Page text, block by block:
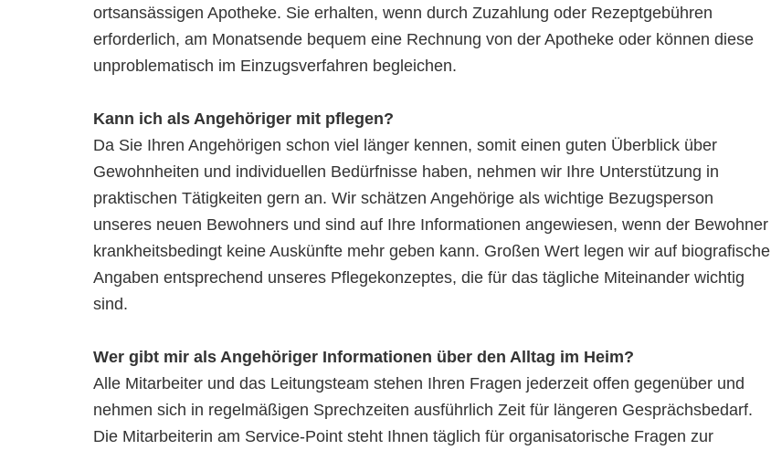
ortsansässigen Apotheke. Sie erhalten, wenn durch Zuzahlung oder Rezeptgebühren
erforderlich, am Monatsende bequem eine Rechnung von der Apotheke oder können diese
unproblematisch im Einzugsverfahren begleichen.
Kann ich als Angehöriger mit pflegen?
Da Sie Ihren Angehörigen schon viel länger kennen, somit einen guten Überblick über
Gewohnheiten und individuellen Bedürfnisse haben, nehmen wir Ihre Unterstützung in
praktischen Tätigkeiten gern an. Wir schätzen Angehörige als wichtige Bezugsperson
unseres neuen Bewohners und sind auf Ihre Informationen angewiesen, wenn der Bewohner
krankheitsbedingt keine Auskünfte mehr geben kann. Großen Wert legen wir auf biografische
Angaben entsprechend unseres Pflegekonzeptes, die für das tägliche Miteinander wichtig
sind.
Wer gibt mir als Angehöriger Informationen über den Alltag im Heim?
Alle Mitarbeiter und das Leitungsteam stehen Ihren Fragen jederzeit offen gegenüber und
nehmen sich in regelmäßigen Sprechzeiten ausführlich Zeit für längeren Gesprächsbedarf.
Die Mitarbeiterin am Service-Point steht Ihnen täglich für organisatorische Fragen zur